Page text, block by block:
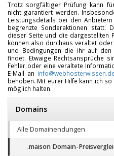
Trotz sorgfältiger Prüfung kann
nicht garantiert werden.
Leistungsdetails bei den
begrenzte Sonderaktionen statt.
dieser Seite und die dargestellten
können also durchaus veraltet
und Bedingungen die ihr auf
findet. Etwaige Rechtsansprüche
Fehler oder eine veraltete
E-Mail an info@webhosterwissen.de
behoben. Mit eurer Hilfe kann ich
möglich halten.
Domains
Alle Domainendungen
.maison Domain-